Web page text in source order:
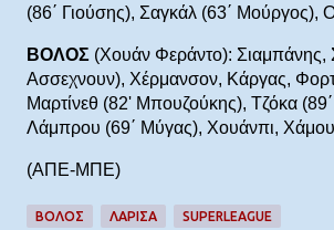
(86΄ Γιούσης), Σαγκάλ (63΄ Μούργος),
ΒΟΛΟΣ (Χουάν Φεράντο): Σιαμπάνης,
Ασσεχνουν), Χέρμανσον, Κάργας,
Μαρτίνεθ (82' Μπουζούκης), Τζόκα
Λάμπρου (69΄ Μύγας), Χουάνπι,
(ΑΠΕ-ΜΠΕ)
ΒΟΛΟΣ ΛΑΡΙΣΑ SUPERLEAGUE